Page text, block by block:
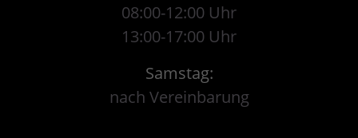
08:00-12:00 Uhr
13:00-17:00 Uhr
Samstag:
nach Vereinbarung